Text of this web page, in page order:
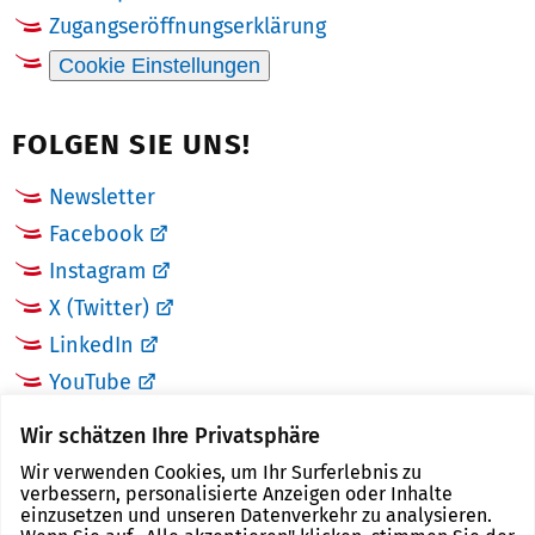
Wir schätzen Ihre Privatsphäre
Wir verwenden Cookies, um Ihr Surferlebnis zu
verbessern, personalisierte Anzeigen oder Inhalte
einzusetzen und unseren Datenverkehr zu analysieren.
Zugangseröffnungserklärung
Cookie Einstellungen
FOLGEN SIE UNS!
Newsletter
Facebook
Instagram
X (Twitter)
LinkedIn
YouTube
LINKS
Landkreis Zwickau